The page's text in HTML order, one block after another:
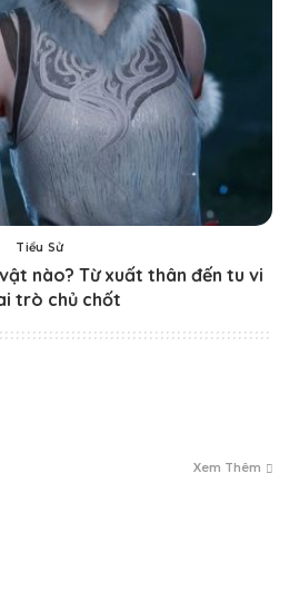
Tiểu Sử
nào? Từ xuất thân đến tu vi
trò chủ chốt
Xem Thêm